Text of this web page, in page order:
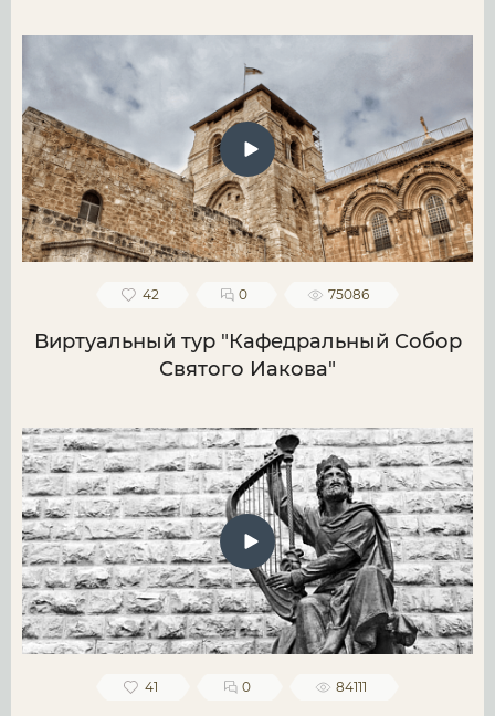
42 0 75086
Виртуальный тур "Кафедральный Собор
Святого Иакова"
41 0 84111